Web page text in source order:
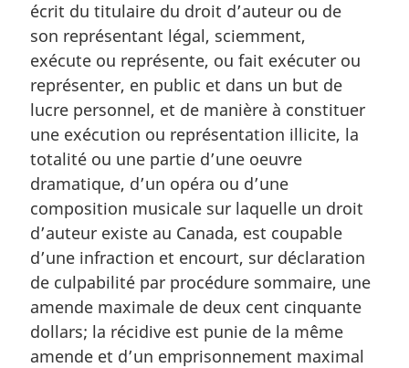
m
a
r
i
n
a
l
e
:
écrit du titulaire du droit d’auteur ou de
son représentant légal, sciemment,
exécute ou représente, ou fait exécuter ou
représenter, en public et dans un but de
lucre personnel, et de manière à constituer
une exécution ou représentation illicite, la
totalité ou une partie d’une oeuvre
dramatique, d’un opéra ou d’une
composition musicale sur laquelle un droit
d’auteur existe au Canada, est coupable
d’une infraction et encourt, sur déclaration
de culpabilité par procédure sommaire, une
amende maximale de deux cent cinquante
dollars; la récidive est punie de la même
amende et d’un emprisonnement maximal